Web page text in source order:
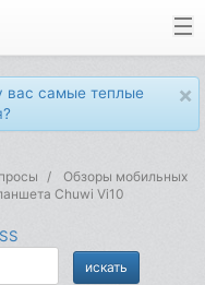
×
вас самые теплые
Обзоры мобильных
Chuwi Vi10